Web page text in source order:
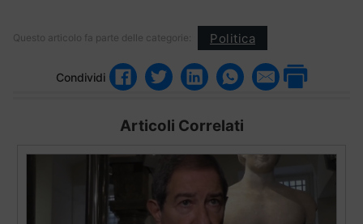
Questo articolo fa parte delle categorie: Politica
Condividi
Articoli Correlati